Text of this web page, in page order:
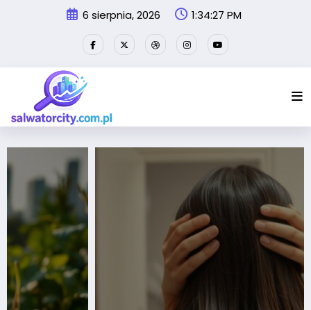
6 sierpnia, 2026 1:34:31 PM